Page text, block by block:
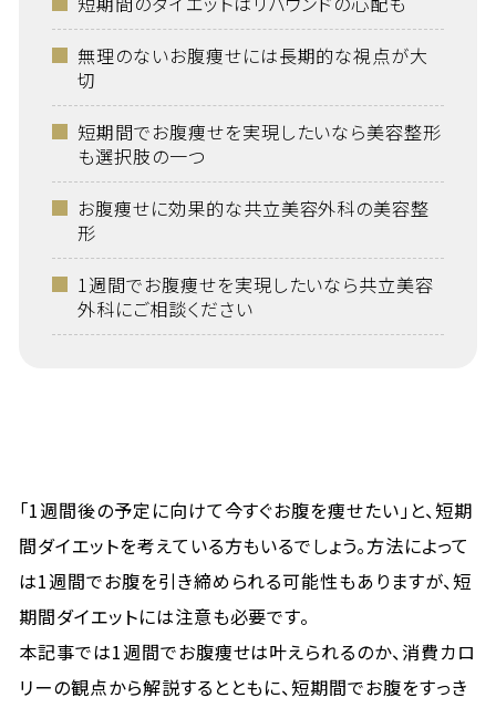
無理のないお腹痩せには長期的な視点が大
切
短期間でお腹痩せを実現したいなら美容整形
も選択肢の一つ
お腹痩せに効果的な共立美容外科の美容整
形
1週間でお腹痩せを実現したいなら共立美容
外科にご相談ください
「1週間後の予定に向けて今すぐお腹を痩せたい」と、短期
間ダイエットを考えている方もいるでしょう。方法によって
は1週間でお腹を引き締められる可能性もありますが、短
期間ダイエットには注意も必要です。
本記事では1週間でお腹痩せは叶えられるのか、消費カロ
リーの観点から解説するとともに、短期間でお腹をすっき